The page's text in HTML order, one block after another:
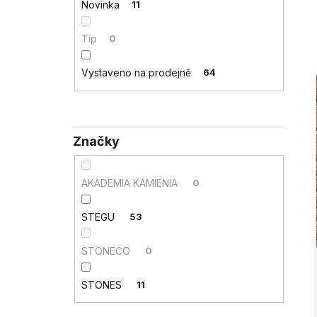
Novinka 11
Tip 0
Vystaveno na prodejně 64
Značky
AKADEMIA KAMIENIA 0
STEGU 53
STONECO 0
STONES 11
i